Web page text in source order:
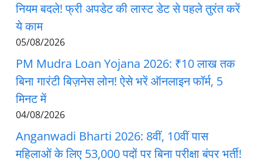
नियम बदले! फ्री अपडेट की लास्ट डेट से पहले तुरंत करें
ये काम
05/08/2026
PM Mudra Loan Yojana 2026: ₹10 लाख तक
बिना गारंटी बिज़नेस लोन! ऐसे भरें ऑनलाइन फॉर्म, 5
मिनट में
04/08/2026
Anganwadi Bharti 2026: 8वीं, 10वीं पास
महिलाओं के लिए 53,000 पदों पर बिना परीक्षा बंपर भर्ती!